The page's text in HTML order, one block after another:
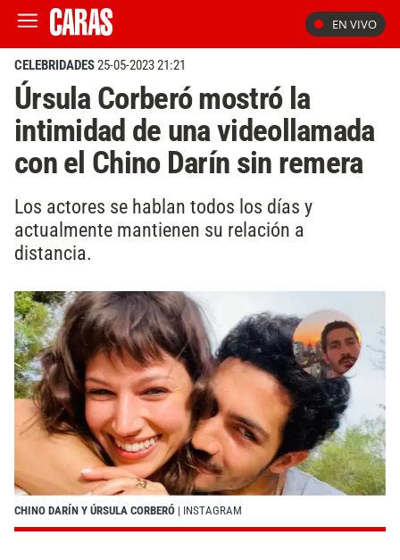
EN VIVO
CELEBRIDADES25-05-2023 21:21
Úrsula Corberó mostró la
intimidad de una videollamada
con el Chino Darín sin remera
Los actores se hablan todos los días y
actualmente mantienen su relación a
distancia.
CHINO DARÍN Y ÚRSULA CORBERÓ | INSTAGRAM